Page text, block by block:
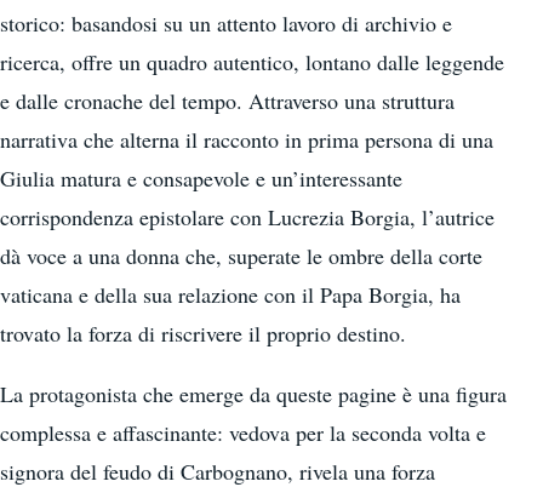
storico: basandosi su un attento lavoro di archivio e
ricerca, offre un quadro autentico, lontano dalle leggende
e dalle cronache del tempo. Attraverso una struttura
narrativa che alterna il racconto in prima persona di una
Giulia matura e consapevole e un’interessante
corrispondenza epistolare con Lucrezia Borgia, l’autrice
dà voce a una donna che, superate le ombre della corte
vaticana e della sua relazione con il Papa Borgia, ha
trovato la forza di riscrivere il proprio destino.
La protagonista che emerge da queste pagine è una figura
complessa e affascinante: vedova per la seconda volta e
signora del feudo di Carbognano, rivela una forza